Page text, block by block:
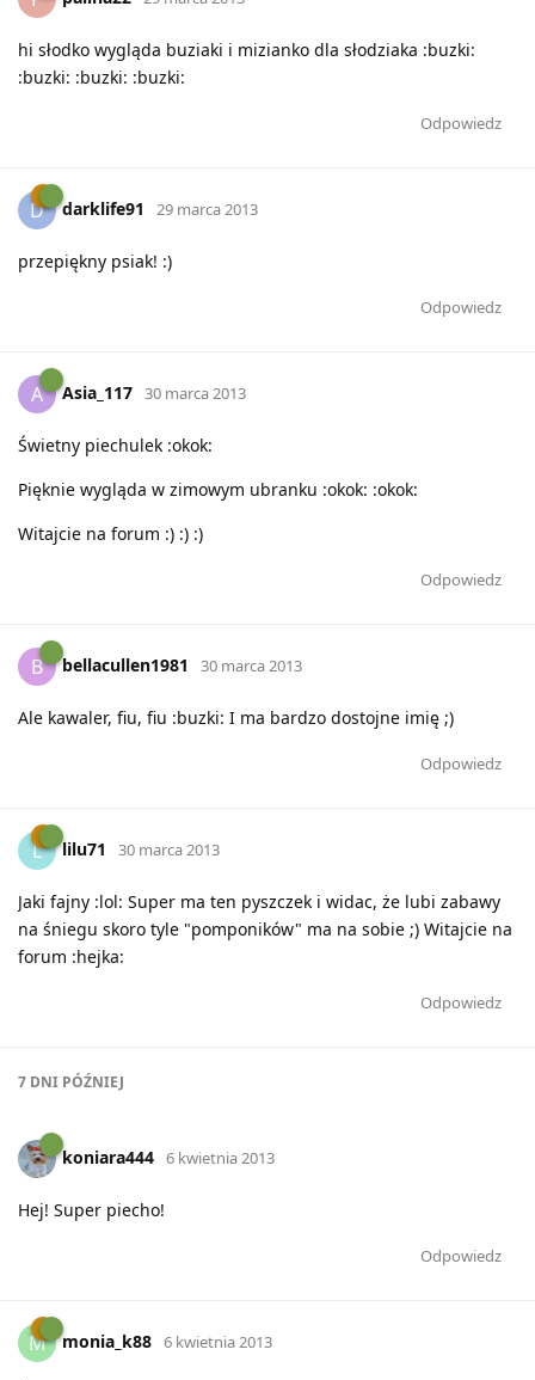
hi słodko wygląda buziaki i mizianko dla słodziaka :buzki:
:buzki: :buzki: :buzki:
Odpowiedz
D darklife91 29 marca 2013
przepiękny psiak! :)
Odpowiedz
A Asia_117 30 marca 2013
Świetny piechulek :okok:
Pięknie wygląda w zimowym ubranku :okok: :okok:
Witajcie na forum :) :) :)
Odpowiedz
B bellacullen1981 30 marca 2013
Ale kawaler, fiu, fiu :buzki: I ma bardzo dostojne imię ;)
Odpowiedz
L lilu71 30 marca 2013
Jaki fajny :lol: Super ma ten pyszczek i widac, że lubi zabawy
na śniegu skoro tyle "pomponików" ma na sobie ;) Witajcie na
forum :hejka:
Odpowiedz
7 DNI PÓŹNIEJ
koniara444 6 kwietnia 2013
Hej! Super piecho!
Odpowiedz
M monia_k88 6 kwietnia 2013